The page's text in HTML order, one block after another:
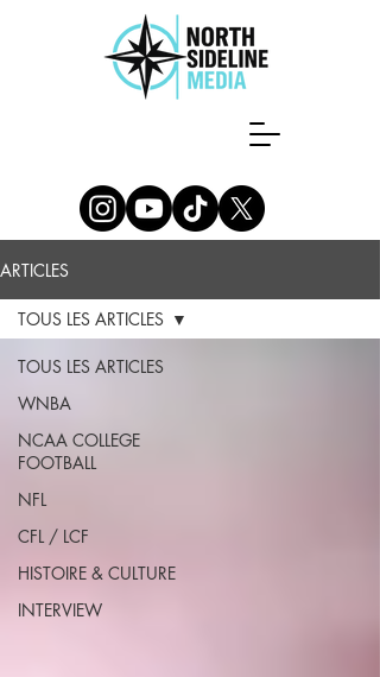
ARTICLES
TOUS LES ARTICLES
WNBA
NCAA COLLEGE
FOOTBALL
NFL
CFL / LCF
HISTOIRE & CULTURE
INTERVIEW
TOUS LES ARTICLES